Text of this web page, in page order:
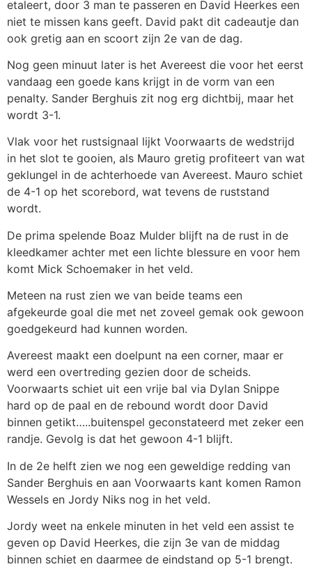
etaleert, door 3 man te passeren en David Heerkes een
niet te missen kans geeft. David pakt dit cadeautje dan
ook gretig aan en scoort zijn 2e van de dag.
Nog geen minuut later is het Avereest die voor het eerst
vandaag een goede kans krijgt in de vorm van een
penalty. Sander Berghuis zit nog erg dichtbij, maar het
wordt 3-1.
Vlak voor het rustsignaal lijkt Voorwaarts de wedstrijd
in het slot te gooien, als Mauro gretig profiteert van wat
geklungel in de achterhoede van Avereest. Mauro schiet
de 4-1 op het scorebord, wat tevens de ruststand
wordt.
De prima spelende Boaz Mulder blijft na de rust in de
kleedkamer achter met een lichte blessure en voor hem
komt Mick Schoemaker in het veld.
Meteen na rust zien we van beide teams een
afgekeurde goal die met net zoveel gemak ook gewoon
goedgekeurd had kunnen worden.
Avereest maakt een doelpunt na een corner, maar er
werd een overtreding gezien door de scheids.
Voorwaarts schiet uit een vrije bal via Dylan Snippe
hard op de paal en de rebound wordt door David
binnen getikt…..buitenspel geconstateerd met zeker een
randje. Gevolg is dat het gewoon 4-1 blijft.
In de 2e helft zien we nog een geweldige redding van
Sander Berghuis en aan Voorwaarts kant komen Ramon
Wessels en Jordy Niks nog in het veld.
Jordy weet na enkele minuten in het veld een assist te
geven op David Heerkes, die zijn 3e van de middag
binnen schiet en daarmee de eindstand op 5-1 brengt.